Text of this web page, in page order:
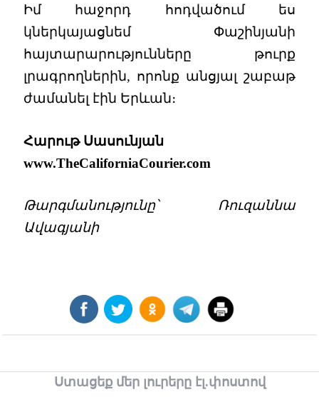
Իմ հաջորդ հոդվածում ես
կներկայացնեմ Փաշինյանի
հայտարարությունները թուրք
լրագրողներին, որոնք անցյալ շաբաթ
ժամանել էին Երևան։
Հարութ Սասունյան
www.TheCaliforniaCourier.com
Թարգմանությունը՝ Ռուզաննա
Ավագյանի
Ստացեք մեր լուրերը էլ.փոստով